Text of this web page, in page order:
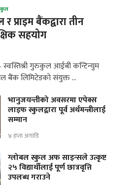
प्राइम बैंकद्वारा तीन
सहयोग
गुरुकुल आईबी कन्टिन्युम
बैंक लिमिटेडको संयुक्त …
भानुजयन्तीको अवसरमा एपेक्स
लाइफ स्कुलद्वारा पूर्व अर्थमन्त्रीलाई
सम्मान
४ हप्ता अगाडि
ग्लोबल स्कुल अफ साइन्सले उत्कृष्ट
२५ विद्यार्थीलाई पूर्ण छात्रवृत्ति
उपलब्ध गराउने